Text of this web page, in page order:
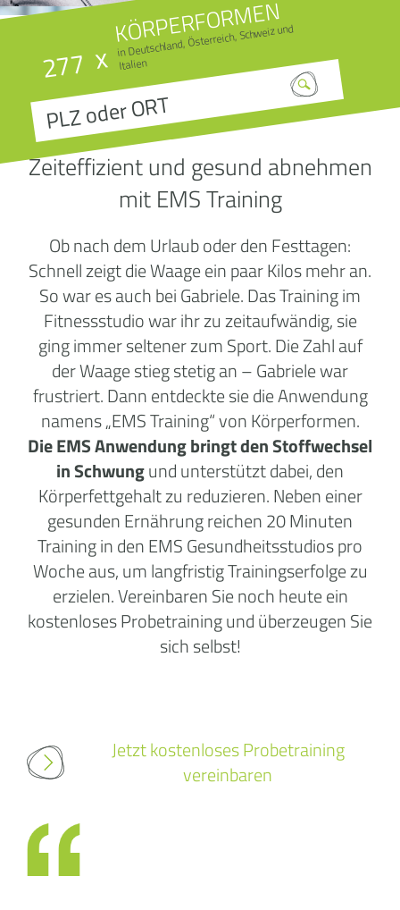
277 x
KÖRPERFORMEN
in Deutschland, Österreich, Schweiz und
Italien
Zeiteffizient und gesund abnehmen
mit EMS Training
Ob nach dem Urlaub oder den Festtagen:
Schnell zeigt die Waage ein paar Kilos mehr an.
So war es auch bei Gabriele. Das Training im
Fitnessstudio war ihr zu zeitaufwändig, sie
ging immer seltener zum Sport. Die Zahl auf
der Waage stieg stetig an – Gabriele war
frustriert. Dann entdeckte sie die Anwendung
namens „EMS Training“ von Körperformen.
Die EMS Anwendung bringt den Stoffwechsel
in Schwungund unterstützt dabei, den
Körperfettgehalt zu reduzieren. Neben einer
gesunden Ernährung reichen 20 Minuten
Training in denEMS Gesundheitsstudiospro
Woche aus, um langfristig Trainingserfolge zu
erzielen. Vereinbaren Sie noch heute ein
kostenloses Probetraining und überzeugen Sie
sich selbst!
Jetzt kostenloses Probetraining
vereinbaren